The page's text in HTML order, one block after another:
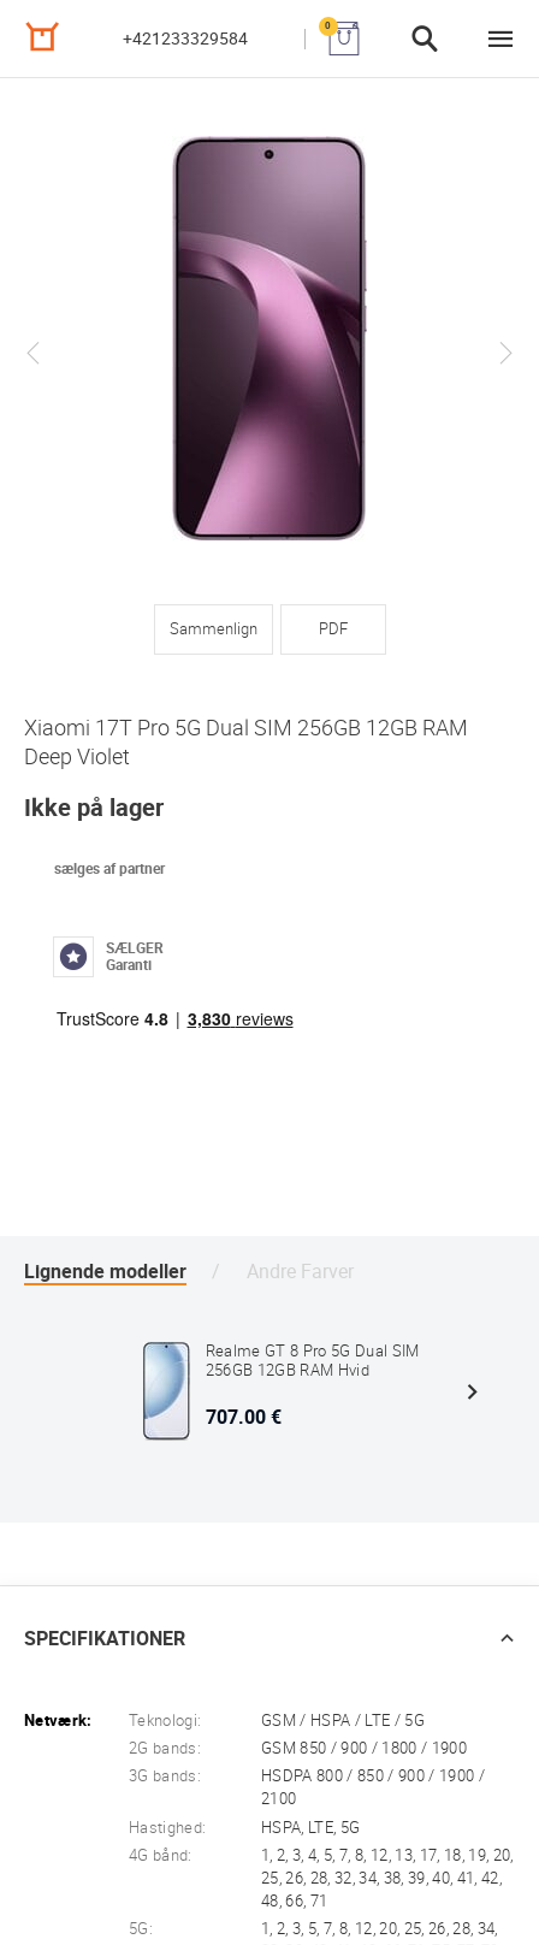
+421233329584
0
Sammenlign PDF
Xiaomi 17T Pro 5G Dual SIM 256GB 12GB RAM
Deep Violet
Ikke på lager
sælges af partner
SÆLGER
Garanti
Lignende modeller Andre Farver
Realme GT 8 Pro 5G Dual SIM
256GB 12GB RAM Hvid
707.00 €
SPECIFIKATIONER
Netværk: Teknologi:
GSM / HSPA / LTE / 5G
2G bands:
GSM 850 / 900 / 1800 / 1900
3G bands:
HSDPA 800 / 850 / 900 / 1900 /
2100
Hastighed:
HSPA, LTE, 5G
4G bånd:
1, 2, 3, 4, 5, 7, 8, 12, 13, 17, 18, 19, 20,
25, 26, 28, 32, 34, 38, 39, 40, 41, 42,
48, 66, 71
5G:
1, 2, 3, 5, 7, 8, 12, 20, 25, 26, 28, 34,